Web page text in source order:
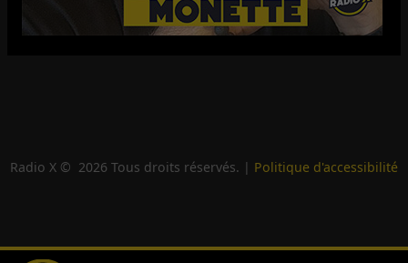
Radio X © 2026 Tous droits réservés. | Politique d'accessibilité